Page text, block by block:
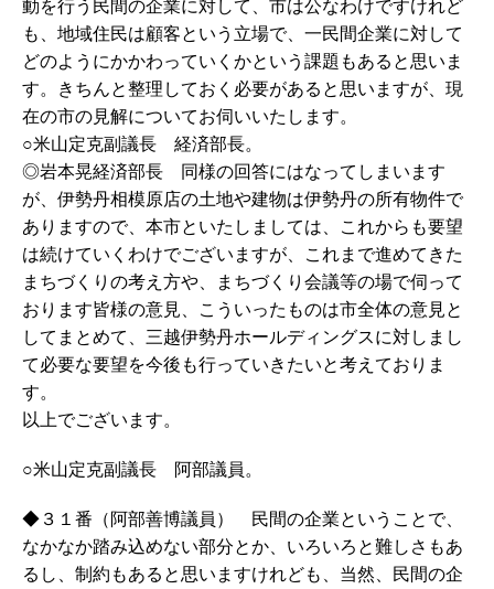
動を行う民間の企業に対して、市は公なわけですけれど
も、地域住民は顧客という立場で、一民間企業に対して
どのようにかかわっていくかという課題もあると思いま
す。きちんと整理しておく必要があると思いますが、現
在の市の見解についてお伺いいたします。
○米山定克副議長 経済部長。
◎岩本晃経済部長 同様の回答にはなってしまいます
が、伊勢丹相模原店の土地や建物は伊勢丹の所有物件で
ありますので、本市といたしましては、これからも要望
は続けていくわけでございますが、これまで進めてきた
まちづくりの考え方や、まちづくり会議等の場で伺って
おります皆様の意見、こういったものは市全体の意見と
してまとめて、三越伊勢丹ホールディングスに対しまし
て必要な要望を今後も行っていきたいと考えておりま
す。
以上でございます。
○米山定克副議長 阿部議員。
◆３１番（阿部善博議員） 民間の企業ということで、
なかなか踏み込めない部分とか、いろいろと難しさもあ
るし、制約もあると思いますけれども、当然、民間の企